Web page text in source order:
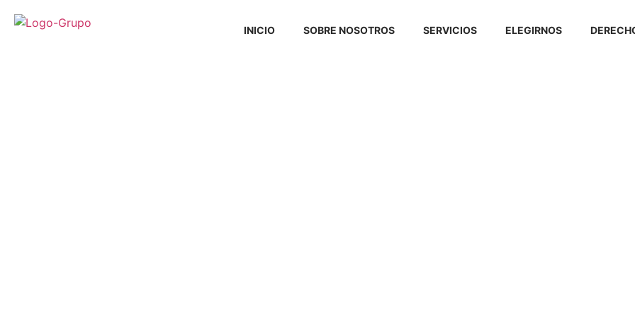
INICIO SOBRE NOSOTROS SERVICIOS ELEGIRNOS